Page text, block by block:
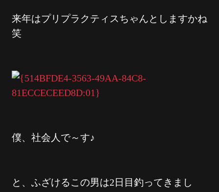
来年はプリプラクティスちゃんとしますかね
笑
僕、社会人で～す♪
と、ふざけるこの男は2日目釣ってきまし